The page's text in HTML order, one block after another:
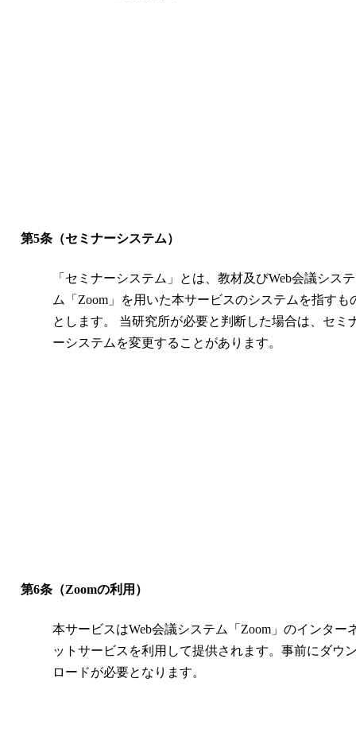
第5条（セミナーシステム）
「セミナーシステム」とは、教材及びWeb会議システ
ム「Zoom」を用いた本サービスのシステムを指すも
とします。 当研究所が必要と判断した場合は、セミ
ーシステムを変更することがあります。
第6条（Zoomの利用）
本サービスはWeb会議システム「Zoom」のインター
ットサービスを利用して提供されます。事前にダウ
ロードが必要となります。